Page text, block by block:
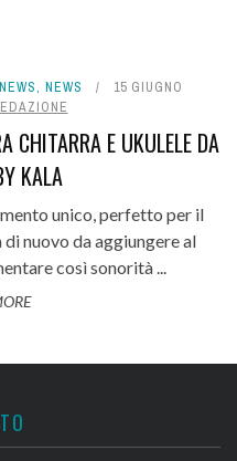
, NEWS
15 GIUGNO
CHITARRA E UKULELE DA
KALA
unico, perfetto per il
nuovo da aggiungere al
così sonorità ...